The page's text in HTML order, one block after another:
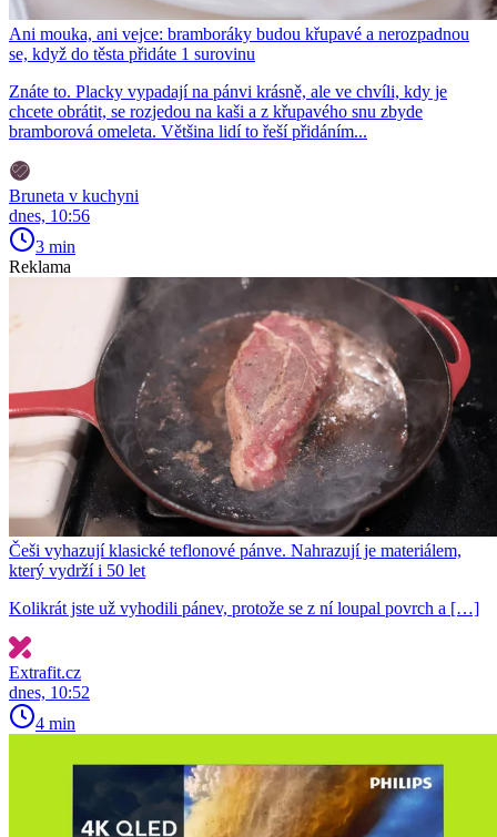
Ani mouka, ani vejce: bramboráky budou křupavé a nerozpadnou
se, když do těsta přidáte 1 surovinu
Znáte to. Placky vypadají na pánvi krásně, ale ve chvíli, kdy je
chcete obrátit, se rozjedou na kaši a z křupavého snu zbyde
bramborová omeleta. Většina lidí to řeší přidáním...
Bruneta v kuchyni
dnes, 10:56
3 min
Reklama
Češi vyhazují klasické teflonové pánve. Nahrazují je materiálem,
který vydrží i 50 let
Kolikrát jste už vyhodili pánev, protože se z ní loupal povrch a […]
Extrafit.cz
dnes, 10:52
4 min